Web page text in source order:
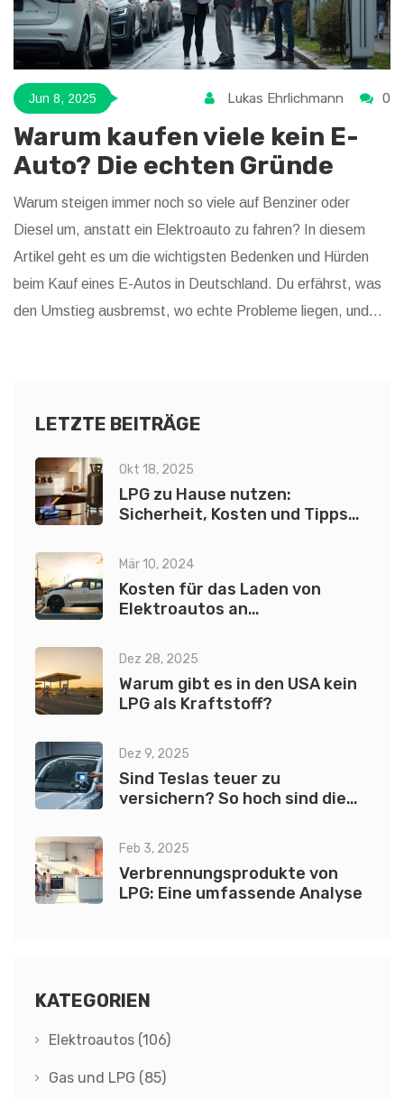
Jun 8, 2025 Lukas Ehrlichmann 0
Warum kaufen viele kein E-
Auto? Die echten Gründe
Warum steigen immer noch so viele auf Benziner oder
Diesel um, anstatt ein Elektroauto zu fahren? In diesem
Artikel geht es um die wichtigsten Bedenken und Hürden
beim Kauf eines E-Autos in Deutschland. Du erfährst, was
den Umstieg ausbremst, wo echte Probleme liegen, und
Erfahrungen und Daten aus dem Jahr 2025.
LETZTE BEITRÄGE
Okt 18, 2025
LPG zu Hause nutzen:
Sicherheit, Kosten und Tipps
Mär 10, 2024
Kosten für das Laden von
Elektroautos an
umfassender Leitfaden
Dez 28, 2025
Warum gibt es in den USA kein
LPG als Kraftstoff?
Dez 9, 2025
Sind Teslas teuer zu
versichern? So hoch sind die
2025
Feb 3, 2025
Verbrennungsprodukte von
LPG: Eine umfassende Analyse
KATEGORIEN
Elektroautos (106)
Gas und LPG (85)